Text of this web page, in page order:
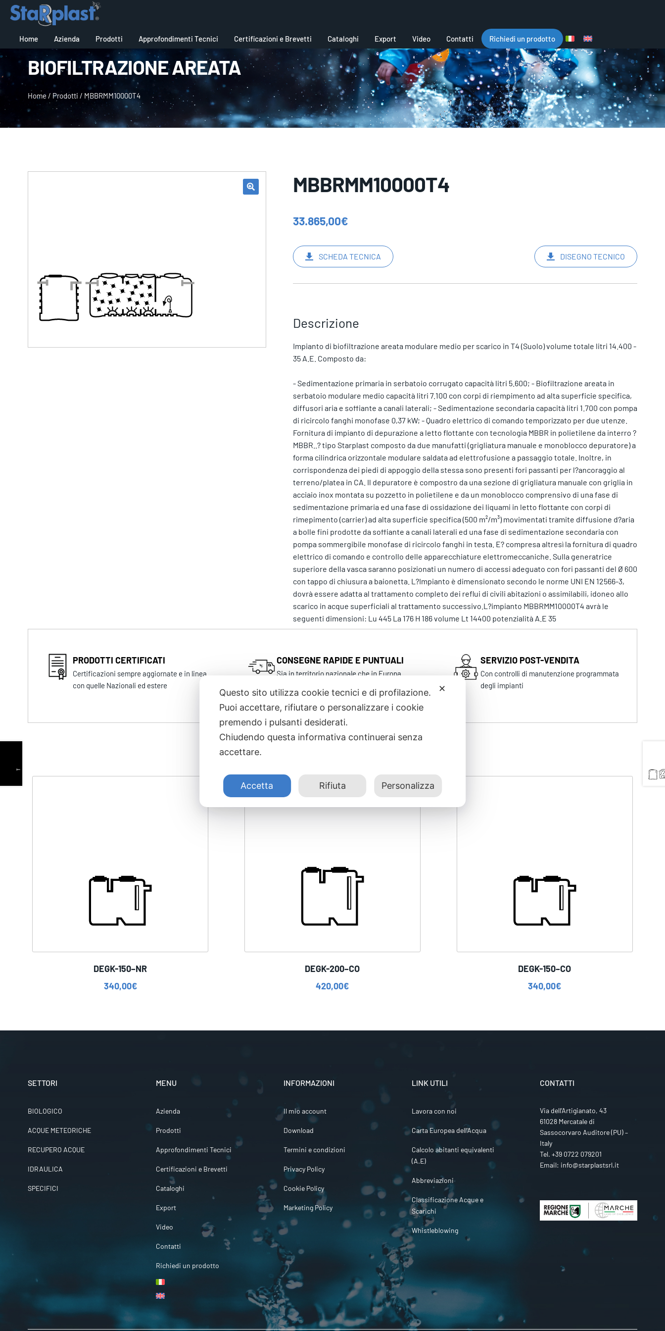
Home Azienda Prodotti Approfondimenti Tecnici Certificazioni e Brevetti Cataloghi Export Video Contatti Richiedi un prodotto
BIOFILTRAZIONE AREATA
Home / Prodotti / MBBRMM10000T4
MBBRMM10000T4
33.865,00€
SCHEDA TECNICA DISEGNO TECNICO
Descrizione
Impianto di biofiltrazione areata modulare medio per scarico in T4 (Suolo) volume totale litri 14.400 -
35 A.E. Composto da:
- Sedimentazione primaria in serbatoio corrugato capacità litri 5.600; - Biofiltrazione areata in
serbatoio modulare medio capacità litri 7.100 con corpi di riempimento ad alta superficie specifica,
diffusori aria e soffiante a canali laterali; - Sedimentazione secondaria capacità litri 1.700 con pompa
di ricircolo fanghi monofase 0,37 kW; - Quadro elettrico di comando temporizzato per due utenze.
Fornitura di impianto di depurazione a letto flottante con tecnologia MBBR in polietilene da interro ?
MBBR..? tipo Starplast composto da due manufatti (grigliatura manuale e monoblocco depuratore) a
forma cilindrica orizzontale modulare saldata ad elettrofusione a passaggio totale. Inoltre, in
corrispondenza dei piedi di appoggio della stessa sono presenti fori passanti per l?ancoraggio al
terreno/platea in CA. Il depuratore è compostro da una sezione di grigliatura manuale con griglia in
acciaio inox montata su pozzetto in polietilene e da un monoblocco comprensivo di una fase di
sedimentazione primaria ed una fase di ossidazione dei liquami in letto flottante con corpi di
rimepimento (carrier) ad alta superficie specifica (500 m²/m³) movimentati tramite diffusione d?aria
a bolle fini prodotte da soffiante a canali laterali ed una fase di sedimentazione secondaria con
pompa sommergibile monofase di ricircolo fanghi in testa. E? compresa altresì la fornitura di quadro
elettrico di comando e controllo delle apparecchiature elettromeccaniche. Sulla generatrice
superiore della vasca saranno posizionati un numero di accessi adeguato con fori passanti del Ø 600
con tappo di chiusura a baionetta. L?Impianto è dimensionato secondo le norme UNI EN 12566-3,
dovrà essere adatta al trattamento completo dei reflui di civili abitazioni o assimilabili, idoneo allo
scarico in acque superficiali al trattamento successivo.L?impianto MBBRMM10000T4 avrà le
seguenti dimensioni: Lu 445 La 176 H 186 volume Lt 14400 potenzialità A.E 35
PRODOTTI CERTIFICATI
Certificazioni sempre aggiornate e in linea
con quelle Nazionali ed estere
CONSEGNE RAPIDE E PUNTUALI
Sia in territorio nazionale che in Europa
SERVIZIO POST-VENDITA
Con controlli di manutenzione programmata
degli impianti
DEGK-150–NR
340,00€
DEGK-200–CO
420,00€
DEGK-150–CO
340,00€
SETTORI
BIOLOGICO
ACQUE METEORICHE
RECUPERO ACQUE
IDRAULICA
SPECIFICI
MENU
Azienda
Prodotti
Approfondimenti Tecnici
Certificazioni e Brevetti
Cataloghi
Export
Video
Contatti
Richiedi un prodotto
INFORMAZIONI
Il mio account
Download
Termini e condizioni
Privacy Policy
Cookie Policy
Marketing Policy
LINK UTILI
Lavora con noi
Carta Europea dell’Acqua
Calcolo abitanti equivalenti
(A.E)
Abbreviazioni
Classificazione Acque e
Scarichi
Whistleblowing
CONTATTI
Via dell’Artigianato, 43
61028 Mercatale di
Sassocorvaro Auditore (PU) –
Italy
Tel. +39 0722 079201
Email: info@starplastsrl.it
✕
Questo sito utilizza cookie tecnici e di profilazione.
Puoi accettare, rifiutare o personalizzare i cookie
premendo i pulsanti desiderati.
Chiudendo questa informativa continuerai senza
accettare.
Accetta Rifiuta Personalizza